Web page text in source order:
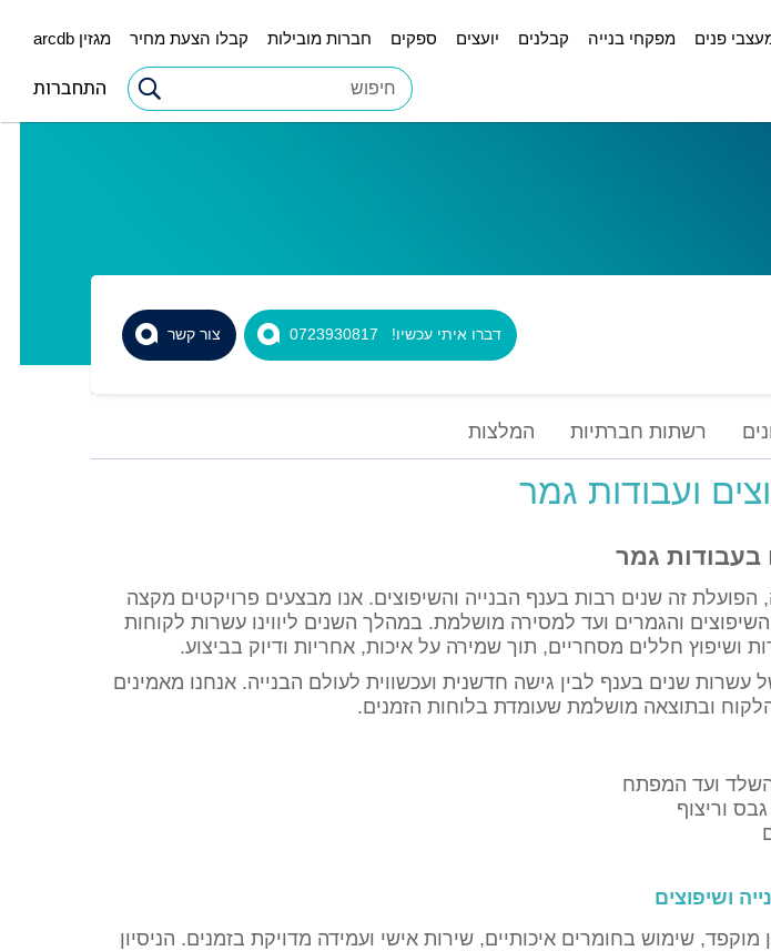
פנים מפקחי בנייה קבלנים יועצים ספקים חברות מובילות קבלו הצעת מחיר מגזין arcdb
התחברות
צור קשר דברו איתי עכשיו! 0723930817
רשתות חברתיות המלצות
ועבודות גמר
בעבודות גמר
זה שנים רבות בענף הבנייה והשיפוצים. אנו מבצעים פרויקטים מקצה
והגמרים ועד למסירה מושלמת. במהלך השנים ליווינו עשרות לקוחות
ושיפוץ חללים מסחריים, תוך שמירה על איכות, אחריות ודיוק בביצוע.
עשרות שנים בענף לבין גישה חדשנית ועכשווית לעולם הבנייה. אנחנו מאמינים
ובתוצאה מושלמת שעומדת בלוחות הזמנים.
ועד המפתח
וריצוף
ושיפוצים
שימוש בחומרים איכותיים, שירות אישי ועמידה מדויקת בזמנים. הניסיון